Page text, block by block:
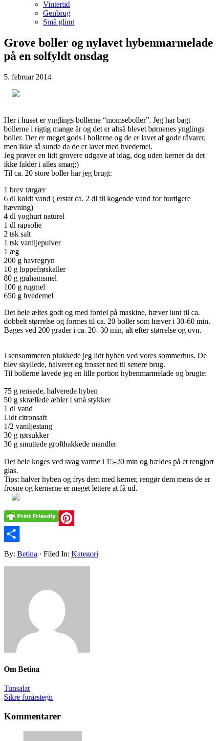
Vintertid
Genbrug
Små glimt
Grove boller og nylavet hybenmarmelade
på en solfyldt onsdag
5. februar 2014
Her i huset er ynglings bollerne “momseboller”. Jeg har bagt
bollerne i rigtig mange år og det er altså blevet børnenes ynglings
boller. Der er meget gods i bollerne og de er lavet af gode råvarer,
men ikke så sunde da de er lavet med hvedemel.
Jeg prøver en lidt grovere udgave af idag, dog uden kerner da det
ikke falder i alles smag;)
Til ca. 20 store boller har jeg brugt:
1 brev tørgær
6 dl koldt vand ( erstat ca. 2 dl til kogende vand for hurtigere
hævning)
4 dl yoghurt naturel
1 dl rapsolie
2 tsk salt
1 tsk vaniljepulver
1 æg
200 g havregryn
10 g loppefrøskaller
80 g grahamsmel
100 g rugmel
650 g hvedemel
Det hele æltes godt og med fordel på maskine, hæver lunt til ca.
dobbelt størrelse og formes til ca. 20 boller som hæver i 30-60 min.
Bages ved 200 grader i ca. 20- 30 min, alt efter størrelse og ovn.
I sensommeren plukkede jeg lidt hyben ved vores sommerhus. De
blev skyllede, halveret og frosset ned til senere brug.
Til bollerne lavede jeg en lille portion hybenmarmelade og brugte:
75 g rensede, halverede hyben
50 g skrællede æbler i små stykker
1 dl vand
Lidt citronsaft
1/2 vaniljestang
30 g rørsukker
30 g smuttede grofthakkede mandler
Det hele koges ved svag varme i 15-20 min og hældes på et rengjort
glas.
Tips: halver hyben og frys dem med kerner, rengør dem mens de er
frosne og kernerne er meget lettere at få ud.
Pinterest
Share
By: Betina · Filed In: Kategori
Om Betina
Tunsalat
Sikre forårstegn
Kommentarer